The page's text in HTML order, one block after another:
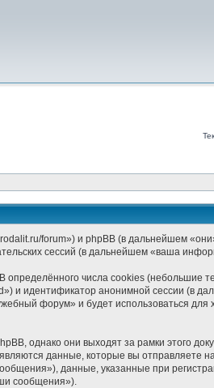
forum») и phpBB (в дальнейшем
сессий (в дальнейшем «ваша
числа cookies (небольшие
и идентификатор анонимной сессии (в
форум» и будет использоваться
однако они выходят за рамки этого
данные, которые вы отправляете
данные, указанные при
сообщения»).